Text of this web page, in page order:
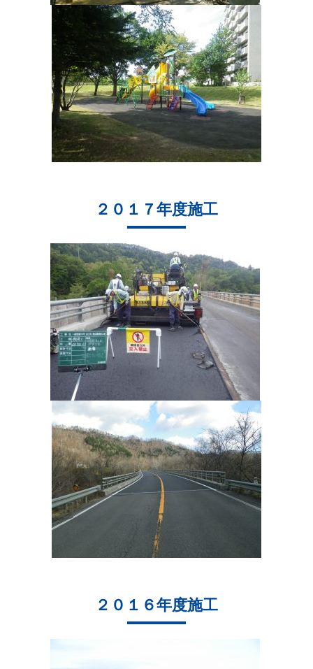
２０１７年度施工
２０１６年度施工